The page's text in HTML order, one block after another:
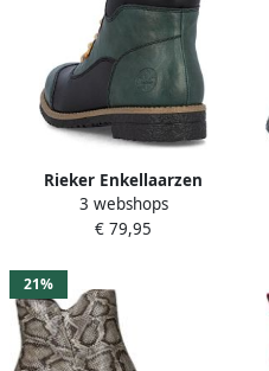
Rieker Enkellaarzen
Bottines 73510
3 webshops
€ 79,95
21%